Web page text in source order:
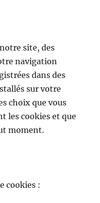
site, des
navigation
dans des
sur votre
choix que vous
les cookies et que
moment.
cookies :